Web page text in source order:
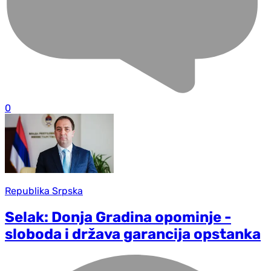
0
Republika Srpska
Selak: Donja Gradina opominje -
sloboda i država garancija opstanka